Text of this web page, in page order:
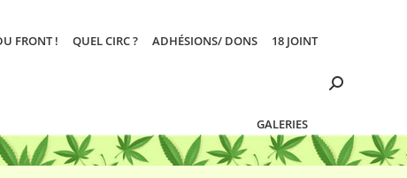
FRONT ! QUEL CIRC ? ADHÉSIONS/ DONS 18 JOINT
GALERIES
Search: